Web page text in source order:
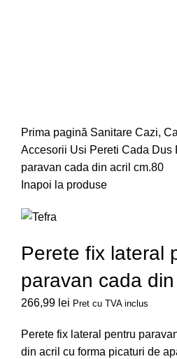
Prima pagină Sanitare Cazi,
Accesorii Usi Pereti Cada Dus
paravan cada din acril cm.80
Inapoi la produse
Perete fix lateral
paravan cada
266,99 lei Pret cu TVA inclus
Perete fix lateral pentru
din acril cu forma picaturi de